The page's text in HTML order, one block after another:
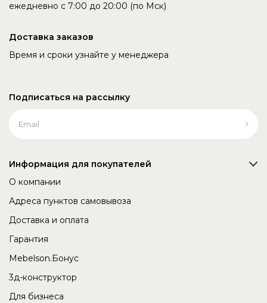
ежедневно с 7:00 до 20:00 (по Мск)
Доставка заказов
Время и сроки узнайте у менеджера
Подписаться на рассылку
Информация для покупателей
О компании
Адреса пунктов самовывоза
Доставка и оплата
Гарантия
Mebelson.Бонус
3д-конструктор
Для бизнеса